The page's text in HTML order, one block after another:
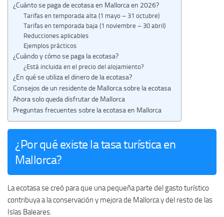
¿Cuánto se paga de ecotasa en Mallorca en 2026?
Tarifas en temporada alta (1 mayo – 31 octubre)
Tarifas en temporada baja (1 noviembre – 30 abril)
Reducciones aplicables
Ejemplos prácticos
¿Cuándo y cómo se paga la ecotasa?
¿Está incluida en el precio del alojamiento?
¿En qué se utiliza el dinero de la ecotasa?
Consejos de un residente de Mallorca sobre la ecotasa
Ahora solo queda disfrutar de Mallorca
Preguntas frecuentes sobre la ecotasa en Mallorca
¿Por qué existe la tasa turística en
Mallorca?
La ecotasa se creó para que una pequeña parte del gasto turístico
contribuya a la conservación y mejora de Mallorca y del resto de las
Islas Baleares.